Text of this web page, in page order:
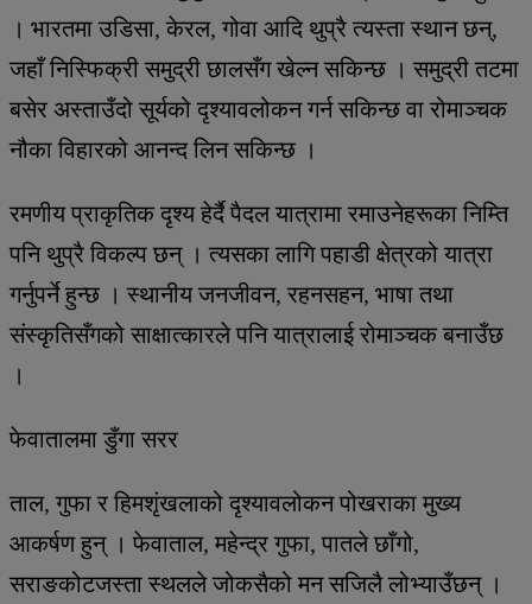
। भारतमा उडिसा, केरल, गोवा आदि थुप्रै त्यस्ता स्थान छन्,
जहाँ निस्फिक्री समुद्री छालसँग खेल्न सकिन्छ । समुद्री तटमा
बसेर अस्ताउँदो सूर्यको दृश्यावलोकन गर्न सकिन्छ वा रोमाञ्चक
नौका विहारको आनन्द लिन सकिन्छ ।
रमणीय प्राकृतिक दृश्य हेर्दै पैदल यात्रामा रमाउनेहरूका निम्ति
पनि थुप्रै विकल्प छन् । त्यसका लागि पहाडी क्षेत्रको यात्रा
गर्नुपर्ने हुन्छ । स्थानीय जनजीवन, रहनसहन, भाषा तथा
संस्कृतिसँगको साक्षात्कारले पनि यात्रालाई रोमाञ्चक बनाउँछ
।
फेवातालमा डुँगा सरर
ताल, गुफा र हिमशृंखलाको दृश्यावलोकन पोखराका मुख्य
आकर्षण हुन् । फेवाताल, महेन्द्र गुफा, पातले छाँगो,
सराङकोटजस्ता स्थलले जोकसैको मन सजिलै लोभ्याउँछन् ।